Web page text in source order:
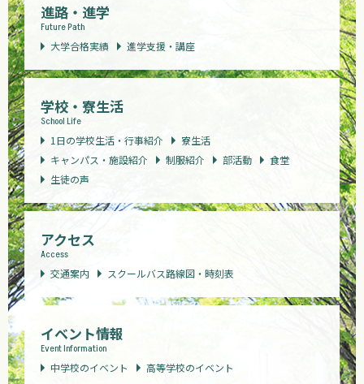
進路・進学
Future Path
大学合格実績
進学支援・講座
学校・寮生活
School Life
1日の学校生活・行事紹介
寮生活
キャンパス・施設紹介
制服紹介 部活動
食堂
生徒の声
アクセス
Access
交通案内
スクールバス路線図・時刻表
イベント情報
Event Information
中学校のイベント
高等学校のイベント